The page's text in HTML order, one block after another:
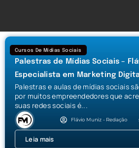
Cursos De Mídias Sociais
Palestras de Mídias Sociais –
Especialista em Marketing
Palestras e aulas de mídias sociais
por muitos empreendedores que
suas redes sociais é...
Flávio Muniz - Redação
Leia mais